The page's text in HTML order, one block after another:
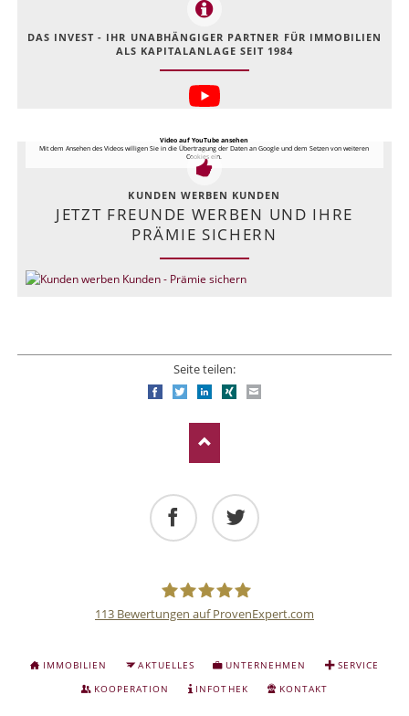
DAS INVEST - IHR UNABHÄNGIGER PARTNER FÜR IMMOBILIEN
ALS KAPITALANLAGE SEIT 1984
Video auf YouTube ansehen
Mit dem Ansehen des Videos willigen Sie in die Übertragung der Daten an Google und dem Setzen von weiteren
Cookies ein.
KUNDEN WERBEN KUNDEN
JETZT FREUNDE WERBEN UND IHRE
PRÄMIE SICHERN
Seite teilen:
FacebookTwitterLinkedIn
Xing
Anlage
113 Bewertungen auf ProvenExpert.com
NAVIGATION
ÜBERSPRINGEN
IMMOBILIEN AKTUELLES UNTERNEHMEN
SERVICE
KOOPERATION
INFOTHEK KONTAKT